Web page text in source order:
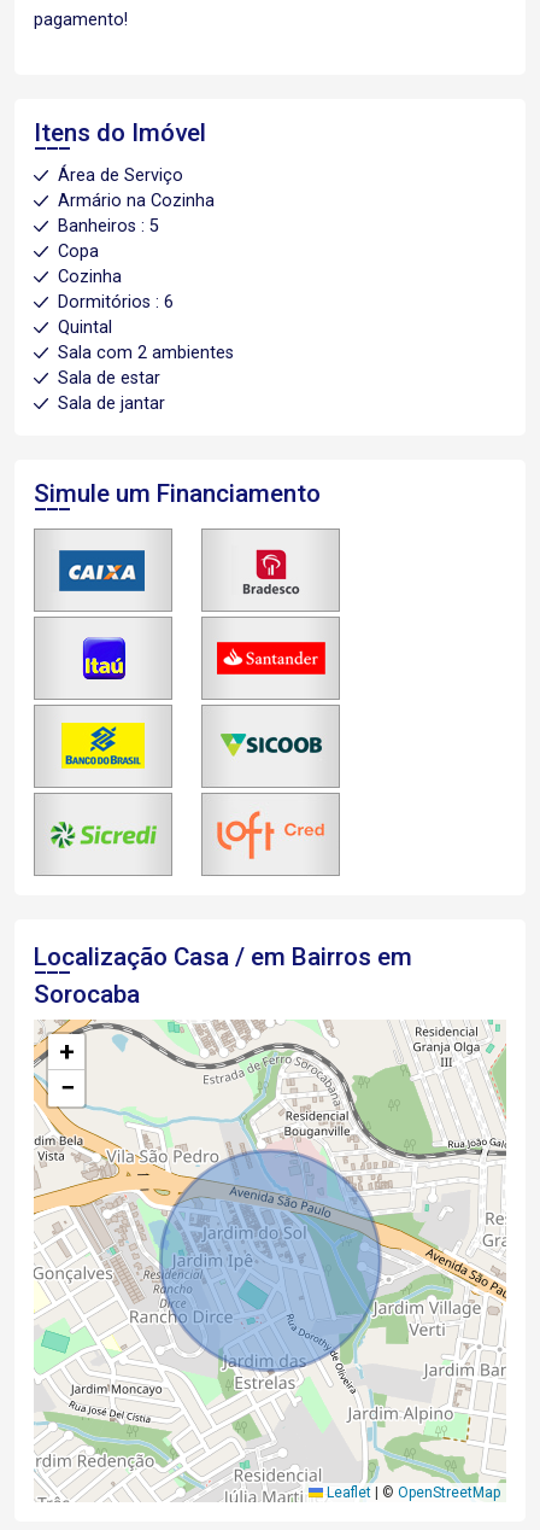
pagamento!
Itens do Imóvel
Área de Serviço
Armário na Cozinha
Banheiros : 5
Copa
Cozinha
Dormitórios : 6
Quintal
Sala com 2 ambientes
Sala de estar
Sala de jantar
Simule um Financiamento
Localização Casa / em Bairros em
Sorocaba
+
−
Leaflet © OpenStreetMap